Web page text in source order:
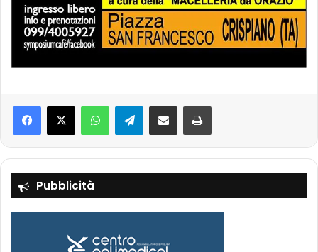
Telegram
Pubblicità